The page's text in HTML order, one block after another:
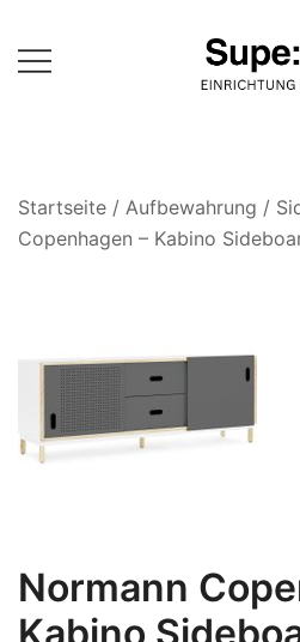
zum
Inhalt
Startseite / Aufbewahrung /
Copenhagen – Kabino
Normann